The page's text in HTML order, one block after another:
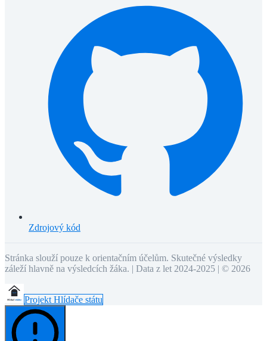
Zdrojový kód
Stránka slouží pouze k orientačním účelům. Skutečné výsledky
záleží hlavně na výsledcích žáka. | Data z let 2024-2025 | © 2026
Projekt Hlídače státu